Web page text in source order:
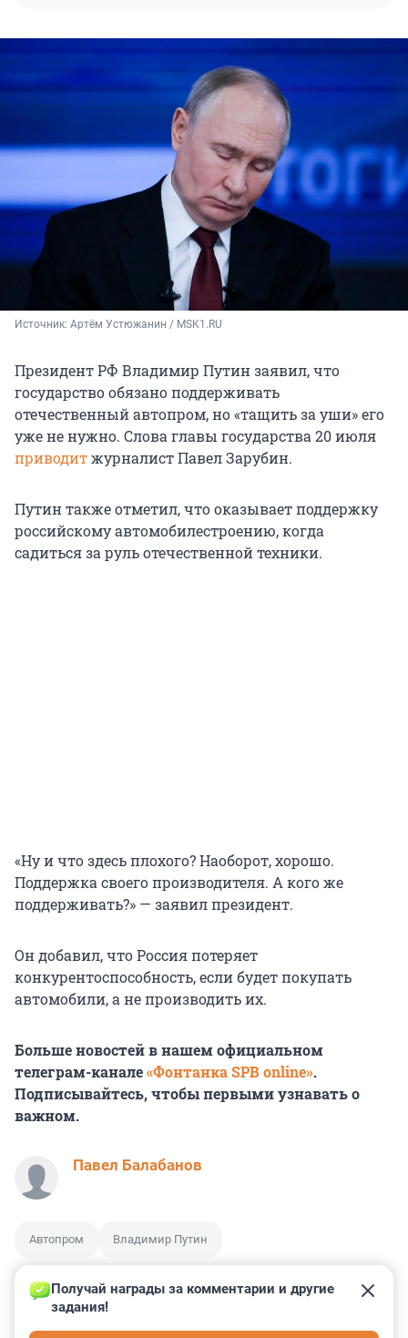
Источник: Артём Устюжанин / MSK1.RU
Президент РФ Владимир Путин заявил, что
государство обязано поддерживать
отечественный автопром, но «тащить за уши» его
уже не нужно. Слова главы государства 20 июля
приводитжурналист Павел Зарубин.
Путин также отметил, что оказывает поддержку
российскому автомобилестроению, когда
садиться за руль отечественной техники.
«Ну и что здесь плохого? Наоборот, хорошо.
Поддержка своего производителя. А кого же
поддерживать?» — заявил президент.
Он добавил, что Россия потеряет
конкурентоспособность, если будет покупать
автомобили, а не производить их.
Больше новостей в нашем официальном
телеграм-канале«Фонтанка SPB online».
Подписывайтесь, чтобы первыми узнавать о
важном.
Павел Балабанов
Автопром Владимир Путин
Получай награды за комментарии и другие
задания!